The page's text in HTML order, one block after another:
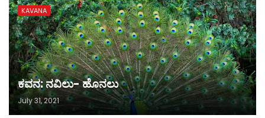
KAVANA
ಕವನ: ನವಿಲು- ಹೊನಲು
July 31, 2021